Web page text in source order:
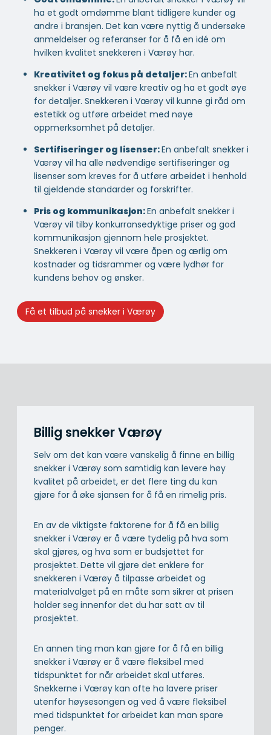
ha et godt omdømme blant tidligere kunder og
andre i bransjen. Det kan være nyttig å undersøke
anmeldelser og referanser for å få en idé om
hvilken kvalitet snekkeren i Værøy har.
Kreativitet og fokus på detaljer:En anbefalt
snekker i Værøy vil være kreativ og ha et godt øye
for detaljer. Snekkeren i Værøy vil kunne gi råd om
estetikk og utføre arbeidet med nøye
oppmerksomhet på detaljer.
Sertifiseringer og lisenser:En anbefalt snekker i
Værøy vil ha alle nødvendige sertifiseringer og
lisenser som kreves for å utføre arbeidet i henhold
til gjeldende standarder og forskrifter.
Pris og kommunikasjon:En anbefalt snekker i
Værøy vil tilby konkurransedyktige priser og god
kommunikasjon gjennom hele prosjektet.
Snekkeren i Værøy vil være åpen og ærlig om
kostnader og tidsrammer og være lydhør for
kundens behov og ønsker.
Få et tilbud på snekker i Værøy
Billig snekker Værøy
Selv om det kan være vanskelig å finne en billig
snekker i Værøy som samtidig kan levere høy
kvalitet på arbeidet, er det flere ting du kan
gjøre for å øke sjansen for å få en rimelig pris.
En av de viktigste faktorene for å få en billig
snekker i Værøy er å være tydelig på hva som
skal gjøres, og hva som er budsjettet for
prosjektet. Dette vil gjøre det enklere for
snekkeren i Værøy å tilpasse arbeidet og
materialvalget på en måte som sikrer at prisen
holder seg innenfor det du har satt av til
prosjektet.
En annen ting man kan gjøre for å få en billig
snekker i Værøy er å være fleksibel med
tidspunktet for når arbeidet skal utføres.
Snekkerne i Værøy kan ofte ha lavere priser
utenfor høysesongen og ved å være fleksibel
med tidspunktet for arbeidet kan man spare
penger.